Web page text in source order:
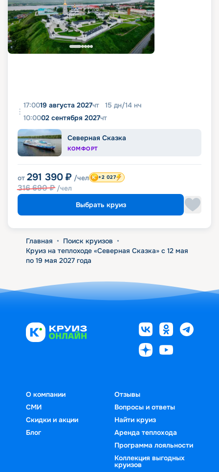
17:0019 августа 2027чт 15 дн/14 нч
10:0002 сентября 2027чт
Северная Сказка
КОМФОРТ
от 291 390 ₽ /чел
316 690₽ /чел
+2 027
Выбрать круиз
Главная • Поиск круизов •
Круиз на теплоходе «Северная Сказка» с 12 мая
по 19 мая 2027 года
О компании
СМИ
Скидки и акции
Блог
Отзывы
Вопросы и ответы
Найти круиз
Аренда теплохода
Программа лояльности
Коллекция выгодных
круизов